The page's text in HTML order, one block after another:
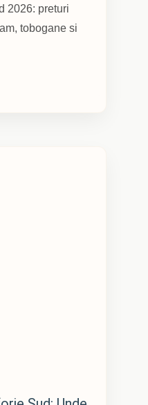
2026: preturi
tobogane si